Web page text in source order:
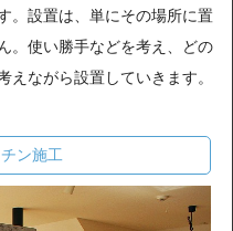
。設置は、単にその場所に置
。使い勝手などを考え、どの
えながら設置していきます。
ン施工